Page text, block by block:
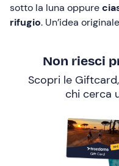
sotto la luna oppure
rifugio. Un’idea
Non riesci
Scopri le
chi cerca